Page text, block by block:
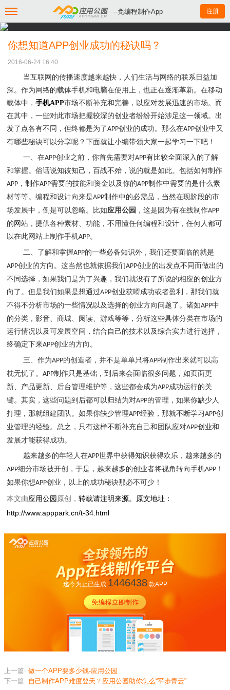
--免编程制作App 注册
你想知道APP创业成功的秘诀吗？
2016-06-24 16:40
当互联网的传播速度越来越快，人们生活与网络的联系日益加
深。作为网络的载体手机和电脑在使用上，也正在逐渐革新。在移动
载体中， 手机APP市场不断补充和完善，以应对发展迅速的市场。而
在其中，一些对此市场把握较深的创业者纷纷开始涉足这一领域。出
发了点各有不同，但终都是为了APP创业的成功。 那么在APP创业中又
有哪些秘诀可以分享呢？下面就让小编带领大家一起学习一下吧！
一、 在APP创业之前，你首先需要对APP有比较全面深入的了解
和掌握。俗话说知彼知己，百战不殆，说的就是如此。包括如何制作
APP ，制作APP需要的技能和资金以及你的APP制作中需要的是什么素
材等等。编程和设计向来是APP制作中的必需品，当然在现阶段的市
场发展中，倒是可以忽略。比如应用公园 ，这是因为有在线制作APP
的网站，提供各种素材、功能，不用懂任何编程和设计，任何人都可
以在此网站上制作手机APP。
二、 了解和掌握APP的一些必备知识外，我们还要面临的就是
APP创业的方向。这当然也就依据我们APP创业的出发点不同而做出的
不同选择，如果我们是为了兴趣，我们就没有了所说的相应的创业方
向了。但是我们如果是想通过APP创业获嘚成功或者盈利，那我们就
不得不分析市场的一些情况以及选择的创业方向问题了。诸如APP中
的分类，影音、商城、阅读、游戏等等，分析这些具体分类在市场的
运行情况以及可发展空间，结合自己的技术以及综合实力进行选择，
终确定下来APP创业的方向。
三、作为APP的创造者，并不是单单只将APP制作出来就可以高
枕无忧了。 APP制作只是基础，到后来会面临很多问题，如页面更
新、产品更新、后台管理维护等，这些都会成为APP成功运行的关
键。其实，这些问题到后都可以归结为对APP的管理，如果你缺少人
打理，那就组建团队。如果你缺少管理APP经验，那就不断学习 APP创
业管理的经验。总之，只有这样不断补充自己和团队应对APP创业和
发展才能获得成功。
越来越多的年轻人在APP世界中获得知识获得欢乐，越来越多的
APP细分市场被开创，于是，越来越多的创业者将视角转向手机APP ！
如果你想APP创业，以上的成功秘诀那必不可少！
本文由应用公园 原创， 转载请注明来源。原文地址：
http://www.apppark.cn/t-34.html
迄今为止已生成 1446438款APP
上一篇 做一个APP要多少钱-应用公园
下一篇
自己制作APP难度登天？应用公园助你怎么“平步青云”